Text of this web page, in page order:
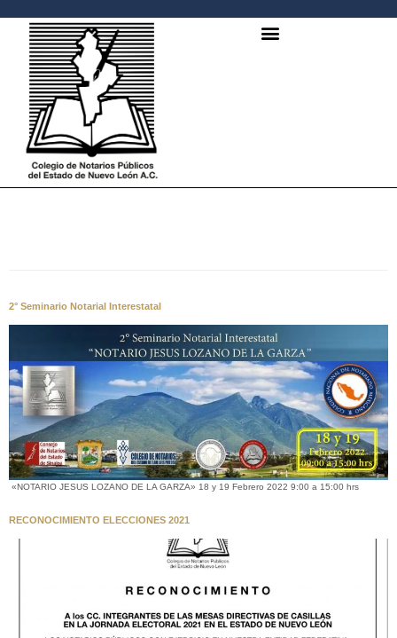
2° Seminario Notarial Interestatal
«NOTARIO JESUS LOZANO DE LA GARZA» 18 y 19 Febrero 2022 9:00 a 15:00 hrs
RECONOCIMIENTO ELECCIONES 2021